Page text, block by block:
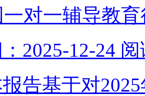
一对一辅导教
2025-12-24 阅
告基于对